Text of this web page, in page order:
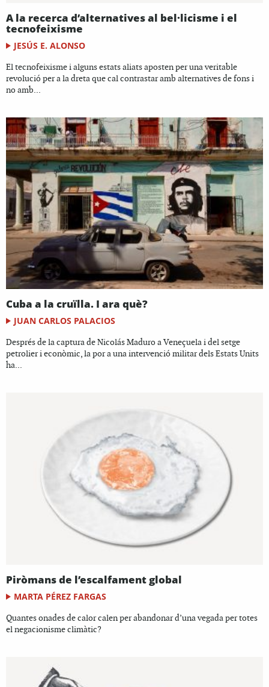
A la recerca d’alternatives al bel·licisme i el
tecnofeixisme
JESÚS E. ALONSO
El tecnofeixisme i alguns estats aliats aposten per una veritable
revolució per a la dreta que cal contrastar amb alternatives de fons i
no amb...
Cuba a la cruïlla. I ara què?
JUAN CARLOS PALACIOS
Després de la captura de Nicolás Maduro a Veneçuela i del setge
petrolier i econòmic, la por a una intervenció militar dels Estats Units
ha...
Piròmans de l’escalfament global
MARTA PÉREZ FARGAS
Quantes onades de calor calen per abandonar d’una vegada per totes
el negacionisme climàtic?